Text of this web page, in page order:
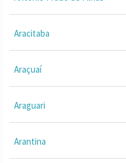
Aracitaba
Araçuaí
Araguari
Arantina